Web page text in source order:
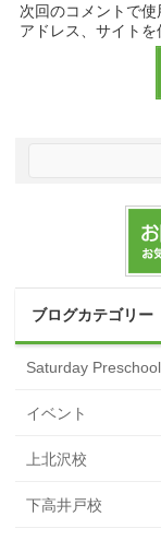
次回のコメントで
アドレス、サイトを
ブログカテゴリー
Saturday Preschool
イベント
上北沢校
下高井戸校